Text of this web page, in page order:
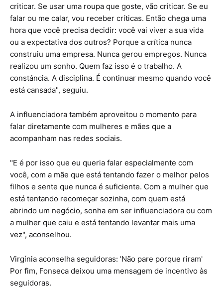
criticar. Se usar uma roupa que goste, vão criticar. Se eu
falar ou me calar, vou receber críticas. Então chega uma
hora que você precisa decidir: você vai viver a sua vida
ou a expectativa dos outros? Porque a crítica nunca
construiu uma empresa. Nunca gerou empregos. Nunca
realizou um sonho. Quem faz isso é o trabalho. A
constância. A disciplina. É continuar mesmo quando você
está cansada", seguiu.
A influenciadora também aproveitou o momento para
falar diretamente com mulheres e mães que a
acompanham nas redes sociais.
"E é por isso que eu queria falar especialmente com
você, com a mãe que está tentando fazer o melhor pelos
filhos e sente que nunca é suficiente. Com a mulher que
está tentando recomeçar sozinha, com quem está
abrindo um negócio, sonha em ser influenciadora ou com
a mulher que caiu e está tentando levantar mais uma
vez", aconselhou.
Virgínia aconselha seguidoras: 'Não pare porque riram'
Por fim, Fonseca deixou uma mensagem de incentivo às
seguidoras.